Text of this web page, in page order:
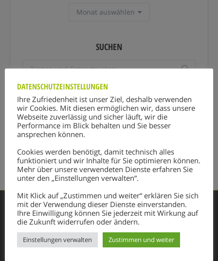
Archiv
SUCHEN
Search:
#HASHTAGS
e-Impfpass Errungenschaft Impfpass Impfregister
neuheit
Patientenkartei Schnittstelle
Stromabschaltung
DATENSCHUTZEINSTELLUNGEN
Ihre Zufriedenheit ist unser Ziel, deshalb verwenden
wir Cookies. Mit diesen ermöglichen wir, dass unsere
Webseite zuverlässig und sicher läuft, wir die
Performance im Blick behalten und Sie besser
ansprechen können.
Cookies werden benötigt, damit technisch alles
funktioniert und wir Inhalte für Sie optimieren können.
Mehr über unsere verwendeten Dienste erfahren Sie
unter den „Einstellungen verwalten“.
Mit Klick auf „Zustimmen und weiter“ erklären Sie sich
mit der Verwendung dieser Dienste einverstanden.
Ihre Einwilligung können Sie jederzeit mit Wirkung auf
die Zukunft widerrufen oder ändern.
Einstellungen verwalten Zustimmen und weiter